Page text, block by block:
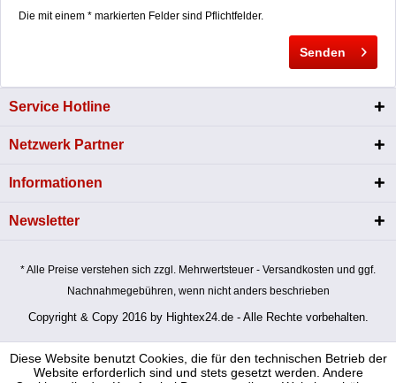
Die mit einem * markierten Felder sind Pflichtfelder.
Senden
Service Hotline
Netzwerk Partner
Informationen
Newsletter
* Alle Preise verstehen sich zzgl. Mehrwertsteuer - Versandkosten und ggf.
Nachnahmegebühren, wenn nicht anders beschrieben
Copyright & Copy 2016 by Hightex24.de - Alle Rechte vorbehalten.
Diese Website benutzt Cookies, die für den technischen Betrieb der
Website erforderlich sind und stets gesetzt werden. Andere